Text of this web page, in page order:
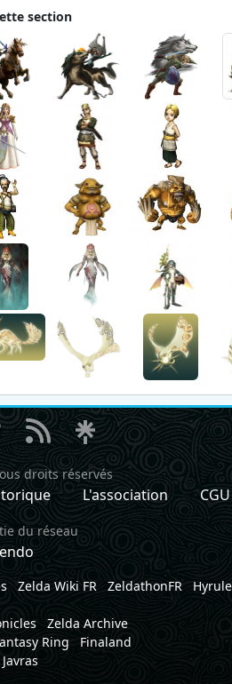
section
droits réservés
L'association CGU
du réseau
Zelda Wiki FR ZeldathonFR
Zelda Archive
Ring
Finaland
Javras